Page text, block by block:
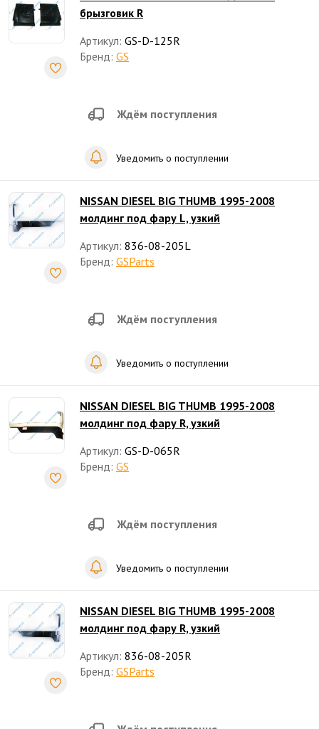
брызговик R
Артикул: GS-D-125R
Бренд: GS
Ждём поступления
Уведомить о поступлении
NISSAN DIESEL BIG THUMB 1995-2008
молдинг под фару L, узкий
Артикул: 836-08-205L
Бренд: GSParts
Ждём поступления
Уведомить о поступлении
NISSAN DIESEL BIG THUMB 1995-2008
молдинг под фару R, узкий
Артикул: GS-D-065R
Бренд: GS
Ждём поступления
Уведомить о поступлении
NISSAN DIESEL BIG THUMB 1995-2008
молдинг под фару R, узкий
Артикул: 836-08-205R
Бренд: GSParts